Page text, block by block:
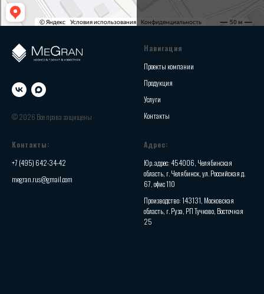
© 2026 Все права защищены
Навигация
Проекты компании
Продукция
Услуги
Контакты
Контакты:
+7 (495) 642-34-42
megran.rus@gmail.com
Адрес:
Юр. адрес: 454006, Челябинская
область, г. Челябинск, ул. Российская д.
67, офис 110
Производство: 143131, Московская
область, г. Руза, РП Тучково, Восточная
25